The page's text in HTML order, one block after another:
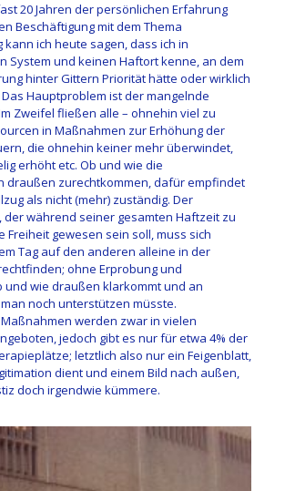
20 Jahren der persönlichen Erfahrung
Beschäftigung mit dem Thema
kann ich heute sagen, dass ich in
System und keinen Haftort kenne, an dem
hinter Gittern Priorität hätte oder wirklich
Hauptproblem ist der mangelnde
Zweifel fließen alle – ohnehin viel zu
in Maßnahmen zur Erhöhung der
die ohnehin keiner mehr überwindet,
erhöht etc. Ob und wie die
draußen zurechtkommen, dafür empfindet
als nicht (mehr) zuständig. Der
der während seiner gesamten Haftzeit zu
Freiheit gewesen sein soll, muss sich
Tag auf den anderen alleine in der
ohne Erprobung und
und wie draußen klarkommt und an
noch unterstützen müsste.
werden zwar in vielen
jedoch gibt es nur für etwa 4% der
letztlich also nur ein Feigenblatt,
dient und einem Bild nach außen,
doch irgendwie kümmere.